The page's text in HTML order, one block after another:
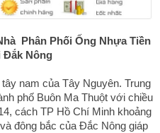
Phân Phối Ống Nhựa Tiền
Đắk Nông
nam của Tây Nguyên. Trung
phố Buôn Ma Thuột với chiều
cách TP Hồ Chí Minh khoảng
đông bắc của Đắc Nông giáp